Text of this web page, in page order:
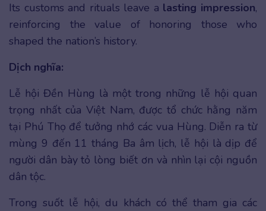
Its customs and rituals leave a lasting impression,
reinforcing the value of honoring those who
shaped the nation’s history.
Dịch nghĩa:
Lễ hội Đền Hùng là một trong những lễ hội quan
trọng nhất của Việt Nam, được tổ chức hằng năm
tại Phú Thọ để tưởng nhớ các vua Hùng. Diễn ra từ
mùng 9 đến 11 tháng Ba âm lịch, lễ hội là dịp để
người dân bày tỏ lòng biết ơn và nhìn lại cội nguồn
dân tộc.
Trong suốt lễ hội, du khách có thể tham gia các